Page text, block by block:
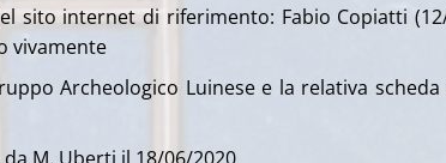
sito internet di riferimento: Fabio Copiatti
vivamente
Archeologico Luinese e la relativa